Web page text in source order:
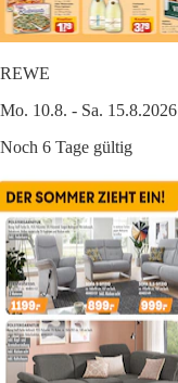
REWE
Mo. 10.8. - Sa. 15.8.2026
Noch 6 Tage gültig